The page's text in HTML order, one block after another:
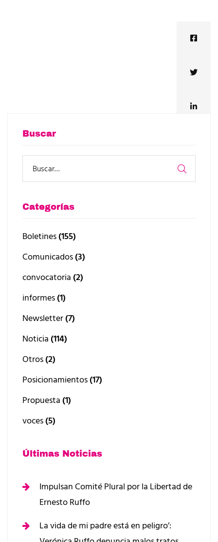
Buscar
Categorías
Boletines(155)
Comunicados(3)
convocatoria (2)
informes(1)
Newsletter(7)
Noticia (114)
Otros(2)
Posicionamientos(17)
Propuesta (1)
voces(5)
Últimas Noticias
Impulsan Comité Plural por la Libertad de
Ernesto Ruffo
La vida de mi padre está en peligro’: